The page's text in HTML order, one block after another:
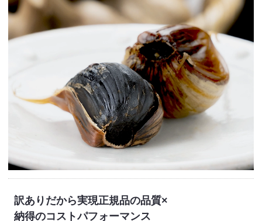
訳ありだから実現正規品の品質×
納得のコストパフォーマンス